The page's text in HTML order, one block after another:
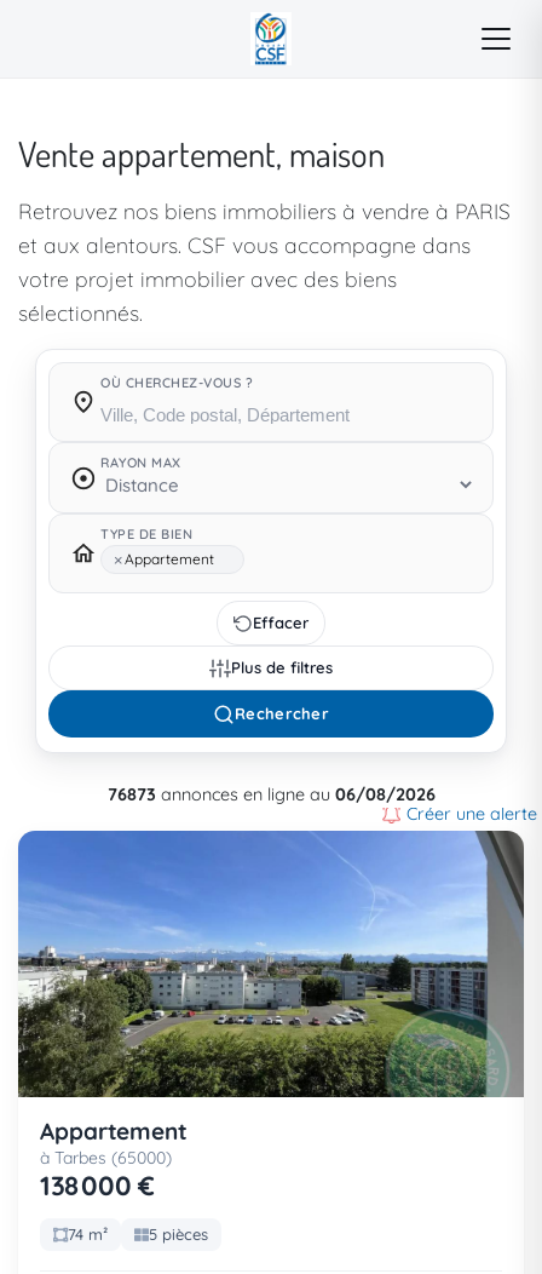
Vente appartement, maison
Retrouvez nos biens immobiliers à vendre à PARIS
et aux alentours. CSF vous accompagne dans
votre projet immobilier avec des biens
sélectionnés.
OÙ CHERCHEZ-VOUS ?
RAYON MAX
TYPE DE BIEN
×Appartement
Effacer
Plus de filtres
Rechercher
76873 annonces en ligne au 06/08/2026
Créer une alerte
Appartement
à Tarbes (65000)
138 000 €
74 m² 5 pièces